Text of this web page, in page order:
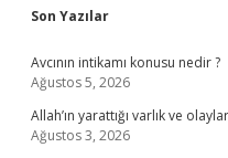
Sidebar
Son Yazılar
Avcının intikamı konusu nedir ?
Ağustos 5, 2026
Allah’ın yarattığı varlık ve
Ağustos 3, 2026